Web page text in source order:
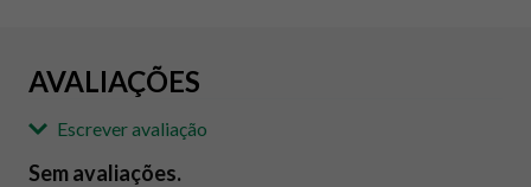
AVALIAÇÕES
Escrever avaliação
Sem avaliações.